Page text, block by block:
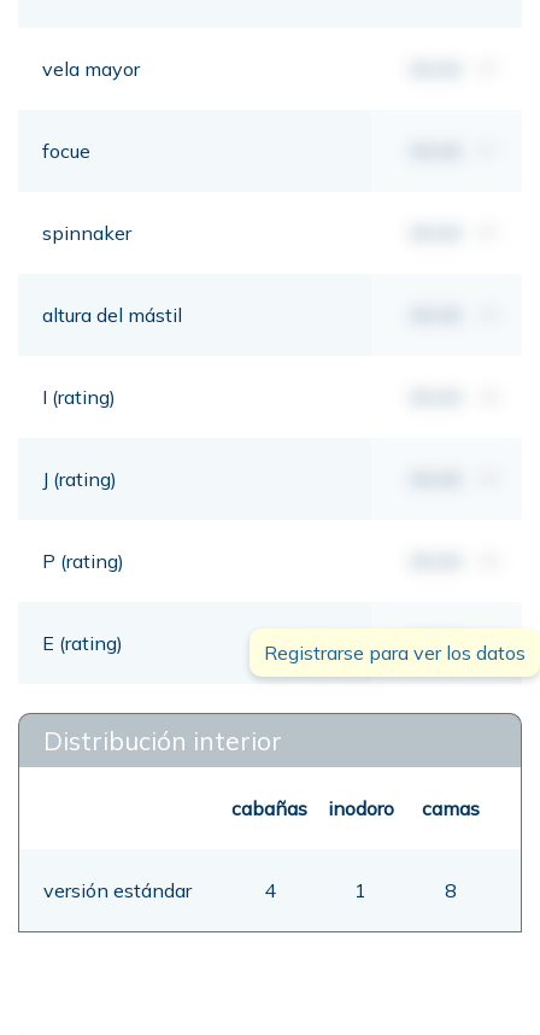
vela mayor
focue
spinnaker
altura del mástil
I (rating)
J (rating)
P (rating)
E (rating) 00,00 mt
Registrarse para ver los datos
Distribución interior
cabañas inodoro camas
versión estándar 4 1 8